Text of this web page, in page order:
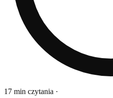
17 min czytania ·